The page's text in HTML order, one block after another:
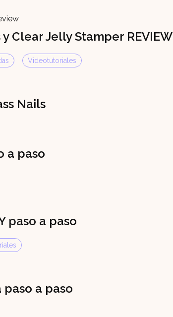
Clear Jelly Stamper REVIEW
Videotutoriales
Nails
a paso
paso a paso
paso a paso